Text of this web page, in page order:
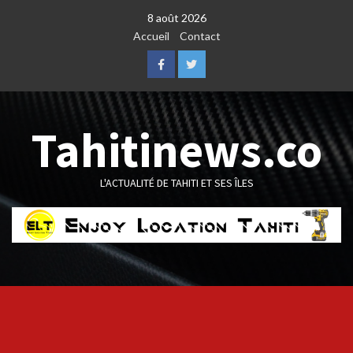
8 août 2026
Accueil
Contact
FacebookTwitter
Tahitinews.co
L'ACTUALITÉ DE TAHITI ET SES ÎLES